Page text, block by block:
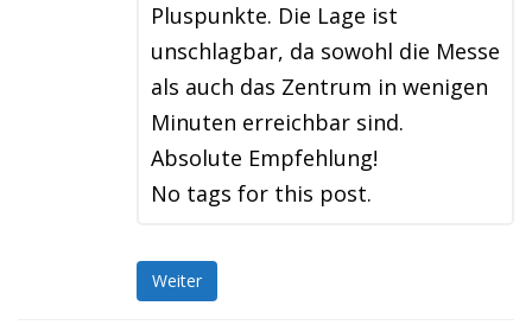
Pluspunkte. Die Lage ist
unschlagbar, da sowohl die Messe
als auch das Zentrum in wenigen
Minuten erreichbar sind.
Absolute Empfehlung!
No tags for this post.
Weiter